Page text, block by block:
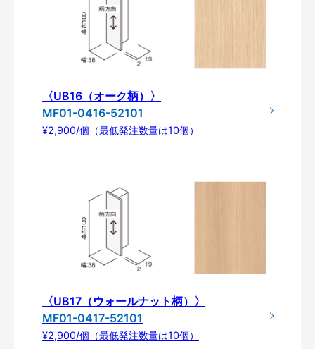
〈UB16（オーク柄）〉
MF01-0416-52101
¥2,900/個（最低発注数量は10個）
〈UB17（ウォールナット柄）〉
MF01-0417-52101
¥2,900/個（最低発注数量は10個）